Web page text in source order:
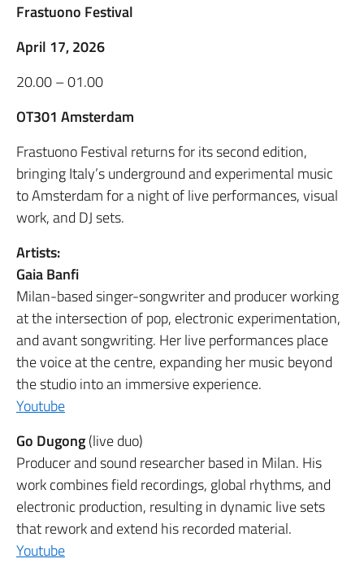
Frastuono Festival
April 17, 2026
20.00 – 01.00
OT301 Amsterdam
Frastuono Festival returns for its second edition,
bringing Italy’s underground and experimental music
to Amsterdam for a night of live performances, visual
work, and DJ sets.
Artists:
Gaia Banfi
Milan-based singer-songwriter and producer working
at the intersection of pop, electronic experimentation,
and avant songwriting. Her live performances place
the voice at the centre, expanding her music beyond
the studio into an immersive experience.
Youtube
Go Dugong(live duo)
Producer and sound researcher based in Milan. His
work combines field recordings, global rhythms, and
electronic production, resulting in dynamic live sets
that rework and extend his recorded material.
Youtube